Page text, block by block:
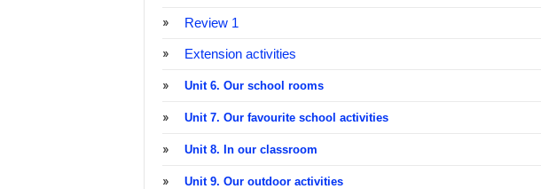
Review 1
Extension activities
Unit 6. Our school rooms
Unit 7. Our favourite school activities
Unit 8. In our classroom
Unit 9. Our outdoor activities